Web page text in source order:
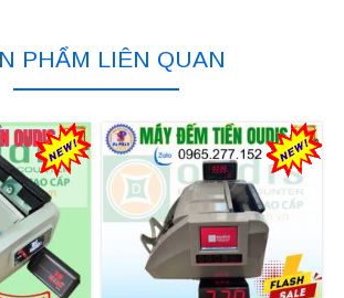
PHẨM LIÊN QUAN